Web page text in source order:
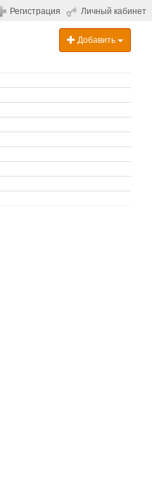
Регистрация Личный кабинет
Добавить